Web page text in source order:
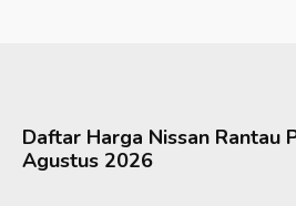
Daftar Harga Nissan Rantau
Agustus 2026